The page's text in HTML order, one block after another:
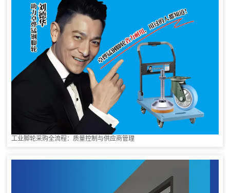
工业脚轮采购全流程：质量控制与供应商管理